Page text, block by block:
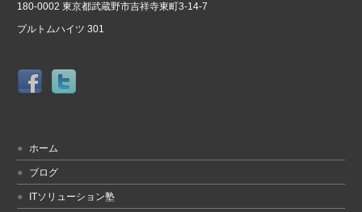
180-0002 東京都武蔵野市吉祥寺東町3-14-7
プルトムハイツ 301
ホーム
ブログ
ITソリューション塾